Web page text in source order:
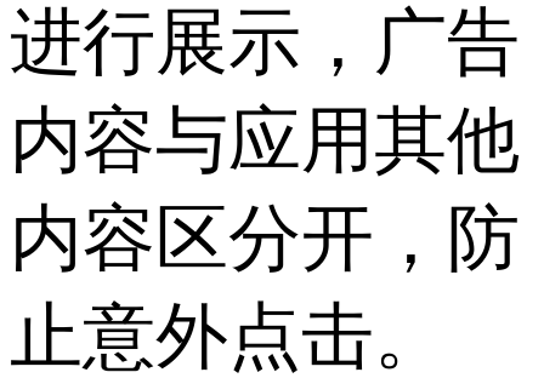
进行展示，广告
内容与应用其他
内容区分开，防
止意外点击。